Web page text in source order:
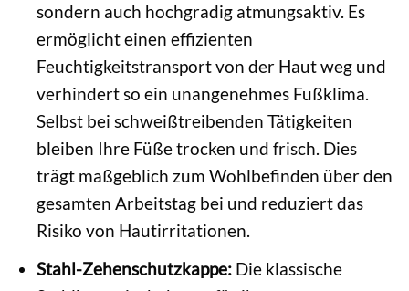
sondern auch hochgradig atmungsaktiv. Es
ermöglicht einen effizienten
Feuchtigkeitstransport von der Haut weg und
verhindert so ein unangenehmes Fußklima.
Selbst bei schweißtreibenden Tätigkeiten
bleiben Ihre Füße trocken und frisch. Dies
trägt maßgeblich zum Wohlbefinden über den
gesamten Arbeitstag bei und reduziert das
Risiko von Hautirritationen.
Stahl-Zehenschutzkappe:Die klassische